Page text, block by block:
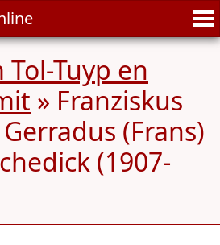
Tuyp en
» Franziskus
(Frans)
(1907-